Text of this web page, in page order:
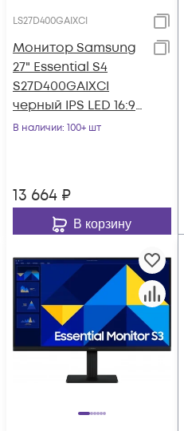
LS27D400GAIXCI
Монитор Samsung
27" Essential S4
S27D400GAIXCI
черный IPS LED 16:9
HDMI матовая HAS
В наличии: 100+ шт
13 664 ₽
В корзину